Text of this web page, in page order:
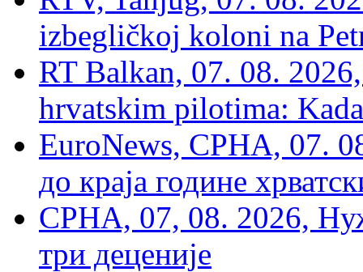
izbegličkoj koloni na
RT Balkan, 07. 08.
hrvatskim pilotima:
EuroNews, СРНА, 07.
до краја године
СРНА, 07, 08. 2026,
три деценије